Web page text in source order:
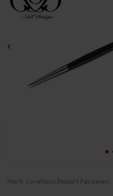
Merk: LoveNess|Nailart Penselen